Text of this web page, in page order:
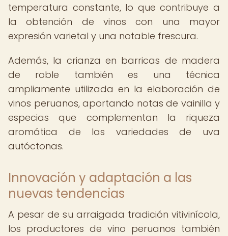
temperatura constante, lo que contribuye a
la obtención de vinos con una mayor
expresión varietal y una notable frescura.
Además, la crianza en barricas de madera
de roble también es una técnica
ampliamente utilizada en la elaboración de
vinos peruanos, aportando notas de vainilla y
especias que complementan la riqueza
aromática de las variedades de uva
autóctonas.
Innovación y adaptación a las
nuevas tendencias
A pesar de su arraigada tradición vitivinícola,
los productores de vino peruanos también